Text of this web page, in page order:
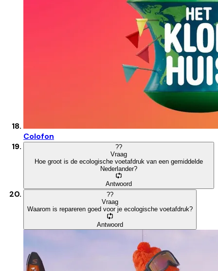
Colofon
??
Vraag
Hoe groot is de ecologische voetafdruk van een gemiddelde
Nederlander?
Antwoord
??
Vraag
Waarom is repareren goed voor je ecologische voetafdruk?
Antwoord